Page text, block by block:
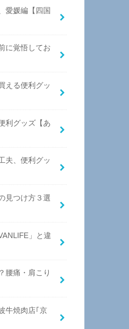
愛媛編【四国
に覚悟してお
える便利グッ
利グッズ【あ
夫、便利グッ
見つけ方３選
」と違
腰痛・肩こり
牛焼肉店｢京